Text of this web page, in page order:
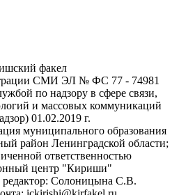
факел
СМИ ЭЛ № ФС 77 - 74981
по надзору в сфере связи,
и массовых коммуникаций
01.02.2019 г.
муниципального образования
район Ленинградской области;
ответственностью
центр "Кириши"
редактор: Солоницына С.В.